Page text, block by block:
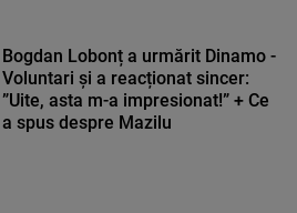
Bogdan Lobonț a urmărit Dinamo -
Voluntari și a reacționat sincer:
”Uite, asta m-a impresionat!” + Ce
a spus despre Mazilu